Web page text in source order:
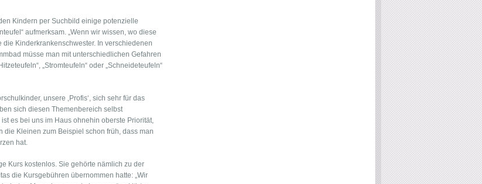
Kindern per Suchbild einige potenzielle
aufmerksam. „Wenn wir wissen, wo diese
Kinderkrankenschwester. In verschiedenen
müsse man mit unterschiedlichen Gefahren
„Stromteufeln“ oder „Schneideteufeln“
unsere ‚Profis‘, sich sehr für das
sich diesen Themenbereich selbst
es bei uns im Haus ohnehin oberste Priorität,
die Kleinen zum Beispiel schon früh, dass man
hat.
Kurs kostenlos. Sie gehörte nämlich zu der
die Kursgebühren übernommen hatte: „Wir